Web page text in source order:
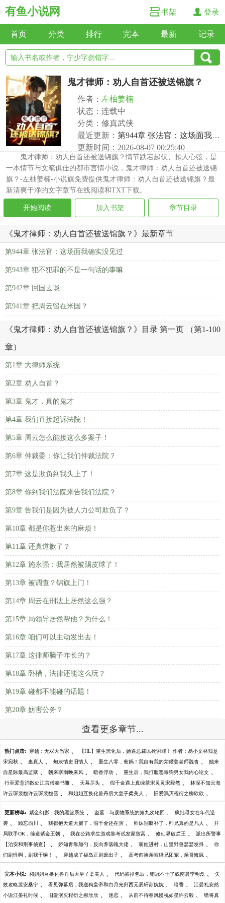
有鱼小说网 书架 登录
首页 分类 排行 完本 最新 记录
鬼才律师：劝人自首还被送锦旗？
作者： 左柚姜楠
状态：连载中
分类：修真武侠
最近更新： 第944章 张法官：这场面我确实没见过
更新时间：2026-08-07 00:25:40
鬼才律师：劝人自首还被送锦旗？情节跌宕起伏、扣人心弦，是
一本情节与文笔俱佳的都市言情小说，鬼才律师：劝人自首还被送锦
旗？-左柚姜楠-小说旗免费提供鬼才律师：劝人自首还被送锦旗？最
新清爽干净的文字章节在线阅读和TXT下载。
开始阅读 加入书架 章节目录
《鬼才律师：劝人自首还被送锦旗？》最新章节
第944章 张法官：这场面我确实没见过
第943章 犯不犯罪的不是一句话的事嘛
第942章 回国去谈
第941章 把周云留在米国？
《鬼才律师：劝人自首还被送锦旗？》目录 第一页 （第1-100
章）
第1章 大律师系统
第2章 劝人自首？
第3章 鬼才，真的鬼才
第4章 我们直接起诉法院！
第5章 周云怎么能接这么多案子！
第6章 仲裁委：你让我们仲裁法院？
第7章 这是欺负到我头上了！
第8章 你到我们法院来告我们法院？
第9章 告我们是因为被人力公司欺负了？
第10章 都是你惹出来的麻烦！
第11章 还真道歉了？
第12章 施永强：我居然被踢皮球了！
第13章 被调查？锦旗上门！
第14章 周云在刑法上居然这么强？
第15章 局领导居然帮他？为什么！
第16章 咱们可以主动发出去！
第17章 这律师脑子咋长的？
第18章 卧槽，法律还能这么玩？
第19章 碰都不能碰的话题！
第20章 妨害公务？
查看更多章节...
热门点击: 穿越：无双大当家 、 【HL】重生黑化后，她逼总裁以死谢罪！ 作者：易小文林知意
宋宛秋 、 蛊真人 、 炮灰情史旧情人 、 重生八零，爸妈！我自有我的荣耀姜老师魏杳 、 她来
自星际最高监狱 、 朝来寒雨晚来风 、 暗香浮动 、 重生后，我打脸恶毒狗男女我内心论文 、
行至爱意消散处江言傅秦书雅 、 天幕尽头 、 假千金遇上真绿茶宋灵灵宋毅然 、 林深不知云海
许云琛裴馥许云琛裴馥雪 、 和姐姐互换化兽丹后大皇子柔美人 、 旧爱泯灭程衍之柳欣欣 、
更新榜单: 紫金幻影：我的黑篮系统 、 盗墓：与废物系统的第九次轮回 、 疯批母女在年代逆
袭 、 顾忘西川 、 我都抱天道大腿了，假千金还在演 、 师妹别脑补了，师兄真的是凡人 、 开
局联手OK，缔造紫金王朝 、 我在公路求生游戏靠考试发家致富 、 修仙界破烂王 、 派出所警事
【治安和刑事侦查】 、 娇知青靠颠勺，反向养落魄大佬 、 萌娃进村，山里野兽瑟瑟发抖 、 你
们刷怪啊，刷我干嘛！ 、 穿越成了福岛正则庶出子 、 高考前换亲被继兄团宠，亲哥悔疯 、
完本小说: 和姐姐互换化兽丹后大皇子柔美人 、 代码被掉包后，销冠不干了魏南晨季明磊 、 失
效攻略裴安桑宁 、 看见弹幕后，我送狗皇帝和白月光归西元辰轩苏婉婉 、 暗香 、 江晏礼安然
小说江晏礼时候 、 旧爱泯灭程衍之柳欣欣 、 迷恋 、 从前不待春风慢祝如星许云毅 、 错将真